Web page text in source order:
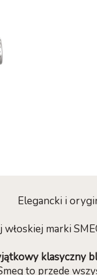
Elegancki i
włoskiej marki
klasyczny
to przede